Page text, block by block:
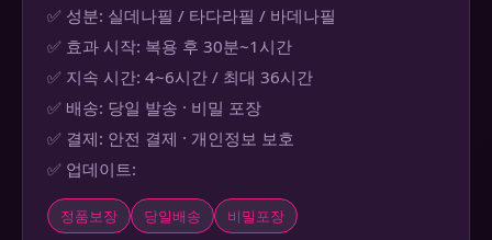
✅ 성분: 실데나필 / 타다라필 / 바데나필
✅ 효과 시작: 복용 후 30분~1시간
✅ 지속 시간: 4~6시간 / 최대 36시간
✅ 배송: 당일 발송 · 비밀 포장
✅ 결제: 안전 결제 · 개인정보 보호
✅ 업데이트:
정품보장 당일배송 비밀포장